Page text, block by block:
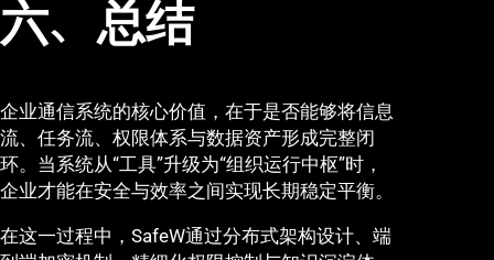
六、总结
企业通信系统的核心价值，在于是否能够将信息
流、任务流、权限体系与数据资产形成完整闭
环。当系统从“工具”升级为“组织运行中枢”时，
企业才能在安全与效率之间实现长期稳定平衡。
在这一过程中，SafeW通过分布式架构设计、端